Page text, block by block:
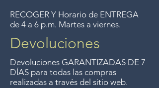
RECOGER Y Horario de ENTREGA
de 4 a 6 p.m. Martes a viernes.
Devoluciones
Devoluciones GARANTIZADAS DE 7
DÍAS para todas las compras
realizadas a través del sitio web.